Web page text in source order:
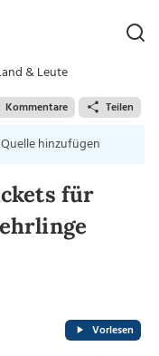
& Leute
Kommentare Teilen
hinzufügen
für
Vorlesen